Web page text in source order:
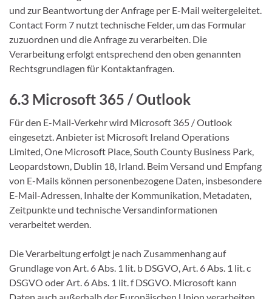
und zur Beantwortung der Anfrage per E-Mail weitergeleitet.
Contact Form 7 nutzt technische Felder, um das Formular
zuzuordnen und die Anfrage zu verarbeiten. Die
Verarbeitung erfolgt entsprechend den oben genannten
Rechtsgrundlagen für Kontaktanfragen.
6.3 Microsoft 365 / Outlook
Für den E-Mail-Verkehr wird Microsoft 365 / Outlook
eingesetzt. Anbieter ist Microsoft Ireland Operations
Limited, One Microsoft Place, South County Business Park,
Leopardstown, Dublin 18, Irland. Beim Versand und Empfang
von E-Mails können personenbezogene Daten, insbesondere
E-Mail-Adressen, Inhalte der Kommunikation, Metadaten,
Zeitpunkte und technische Versandinformationen
verarbeitet werden.
Die Verarbeitung erfolgt je nach Zusammenhang auf
Grundlage von Art. 6 Abs. 1 lit. b DSGVO, Art. 6 Abs. 1 lit. c
DSGVO oder Art. 6 Abs. 1 lit. f DSGVO. Microsoft kann